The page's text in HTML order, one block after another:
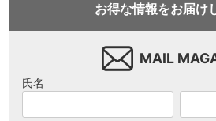
お得な情報をお届け
MAIL
氏名